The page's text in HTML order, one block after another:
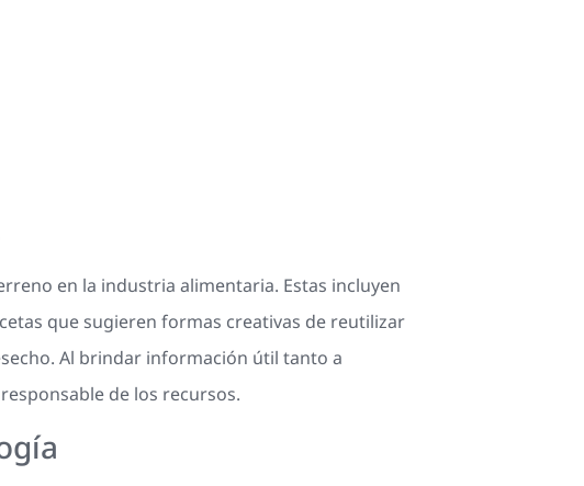
en la industria alimentaria. Estas incluyen
que sugieren formas creativas de reutilizar
Al brindar información útil tanto a
de los recursos.